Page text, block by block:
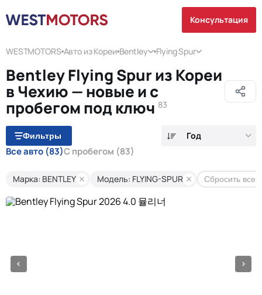
Консультация
WESTMOTORS Авто из Кореи Bentley Flying Spur
Bentley Flying Spur из Кореи
в Чехию — новые и с
пробегом под ключ 83
Фильтры Год
Все авто (83)С пробегом (83)
Марка: BENTLEY Модель: FLYING-SPUR Сбросить все